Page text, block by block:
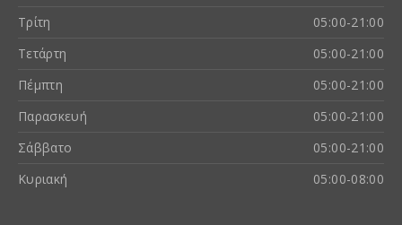
Τρίτη
05:00-21:00
Τετάρτη
05:00-21:00
Πέμπτη
05:00-21:00
Παρασκευή
05:00-21:00
Σάββατο
05:00-21:00
Κυριακή
05:00-08:00